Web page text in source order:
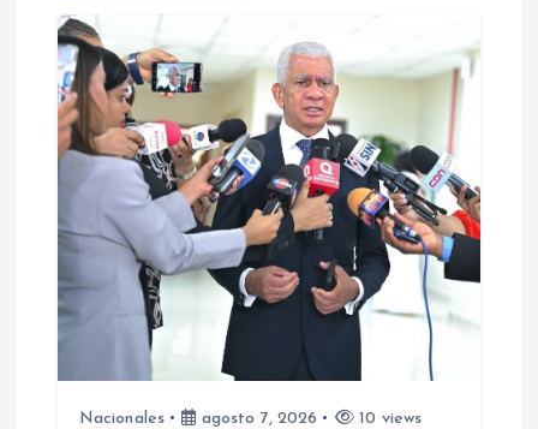
ó
n
d
e
e
n
t
Nacionales agosto 7, 2026 10 views